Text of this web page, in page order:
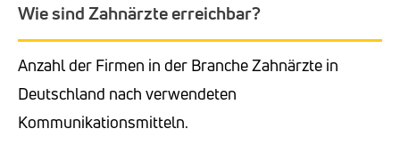
Wie sind Zahnärzte erreichbar?
Anzahl der Firmen in der Branche Zahnärzte in
Deutschland nach verwendeten
Kommunikationsmitteln.